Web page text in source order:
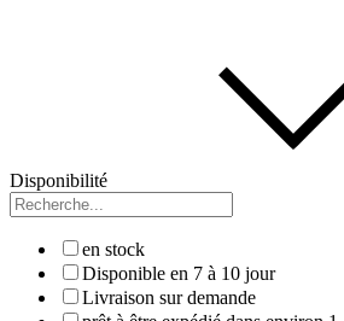
Disponibilité
en stock
Disponible en 7 à 10 jour
Livraison sur demande